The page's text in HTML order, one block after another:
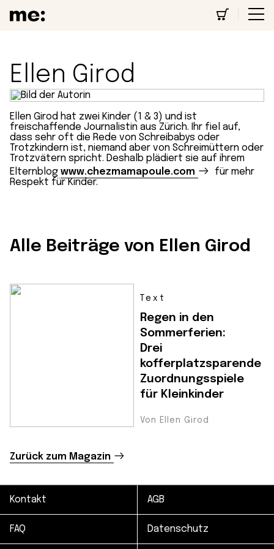
Ellen Girod
Ellen Girod hat zwei Kinder (1 & 3) und ist
freischaffende Journalistin aus Zürich. Ihr fiel auf,
dass sehr oft die Rede von Schreibabys oder
Trotzkindern ist, niemand aber von Schreimüttern oder
Trotzvätern spricht. Deshalb plädiert sie auf ihrem
Elternblog www.chezmamapoule.com
für mehr
Respekt für Kinder.
Alle Beiträge von Ellen Girod
Text
Regen in den
Sommerferien:
Drei
kofferplatzsparende
Zuordnungsspiele
für Kleinkinder
Von Ellen Girod
Zurück zum Magazin
Kontakt AGB
FAQ Datenschutz